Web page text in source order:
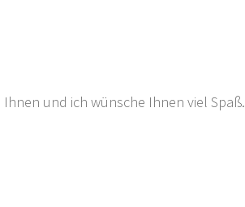
und ich wünsche Ihnen viel Spaß.